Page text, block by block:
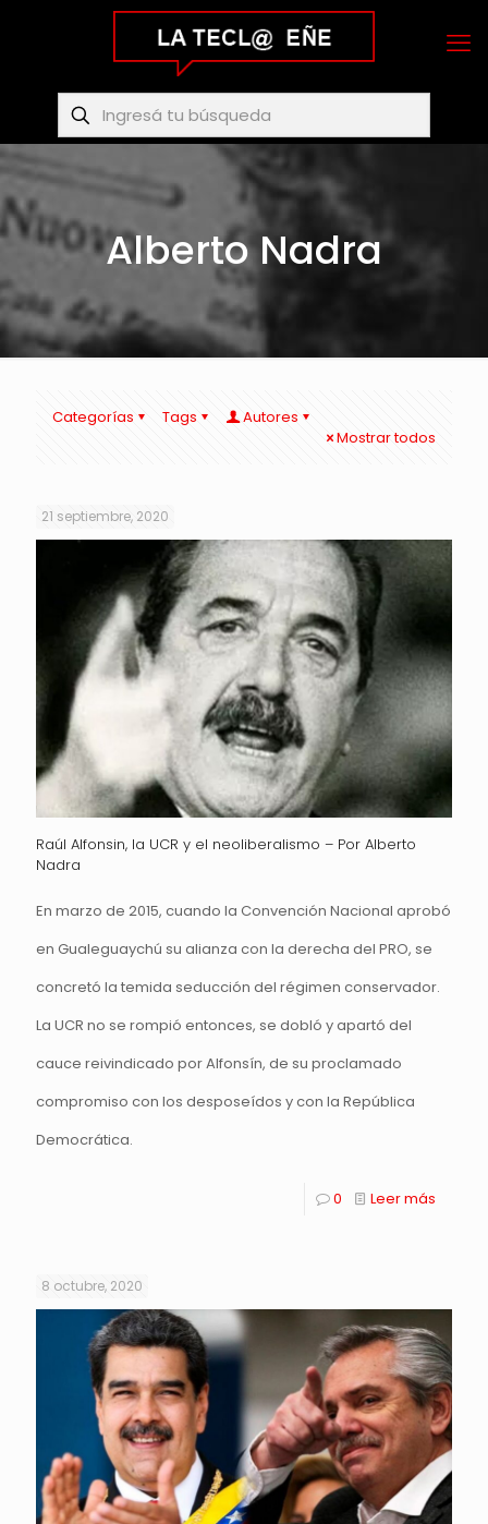
Alberto Nadra
Categorías Tags
Autores
Mostrar todos
21 septiembre, 2020
Raúl Alfonsin, la UCR y el neoliberalismo – Por Alberto
Nadra
En marzo de 2015, cuando la Convención Nacional aprobó
en Gualeguaychú su alianza con la derecha del PRO, se
concretó la temida seducción del régimen conservador.
La UCR no se rompió entonces, se dobló y apartó del
cauce reivindicado por Alfonsín, de su proclamado
compromiso con los desposeídos y con la República
Democrática.
0 Leer más
8 octubre, 2020